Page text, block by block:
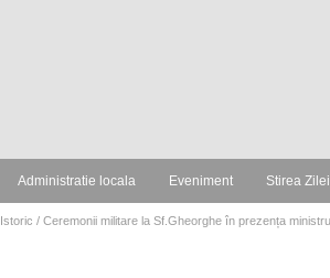
Administratie locala Eveniment Stirea Zilei
Istoric / Ceremonii militare la Sf.Gheorghe în prezența